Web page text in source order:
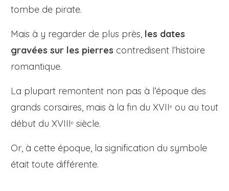
tombe de pirate.
Mais à y regarder de plus près, les dates
gravées sur les pierres contredisent l’histoire
romantique.
La plupart remontent non pas à l’époque des
grands corsaires, mais à la fin du XVIIᵉ ou au tout
début du XVIIIᵉ siècle.
Or, à cette époque, la signification du symbole
était toute différente.